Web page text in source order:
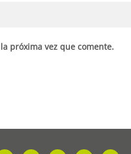
próxima vez que comente.